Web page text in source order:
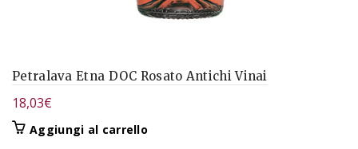
Petralava Etna DOC Rosato Antichi Vinai
18,03€
Aggiungi al carrello